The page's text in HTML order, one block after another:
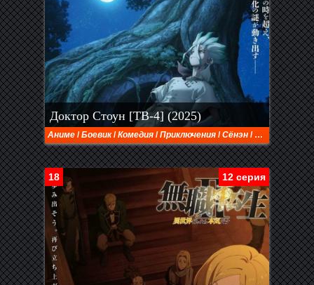
Доктор Стоун [ТВ-4] (2025)
Аниме /Боевик/Комедия /Приключения /Сёнэн / Фантастика
12 серия
18